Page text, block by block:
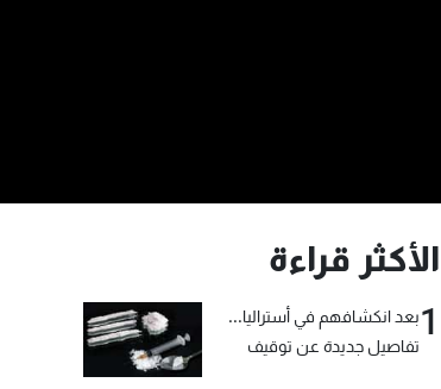
الأكثر قراءة
1بعد انكشافهم في أستراليا...
تفاصيل جديدة عن توقيف